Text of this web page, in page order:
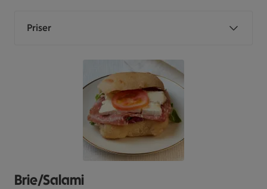
Priser
Brie/Salami